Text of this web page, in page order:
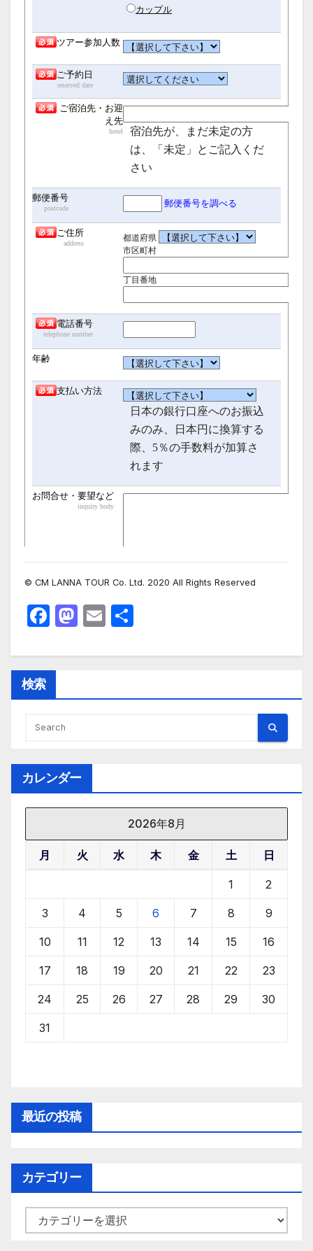
© CM LANNA TOUR Co. Ltd. 2020 All Rights Reserved
F
c
b
o
k
M
st
d
E
ail
検索
カレンダー
2026年8月
月 火 水 木 金 土 日
1 2
3 4 5 6 7 8 9
10 11 12 13 14 15 16
17 18 19 20 21 22 23
24 25 26 27 28 29 30
31
最近の投稿
カテゴリー
テ